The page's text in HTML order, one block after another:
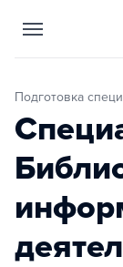
Подготовка